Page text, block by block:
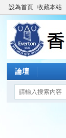
設為首頁 收藏本站
論壇